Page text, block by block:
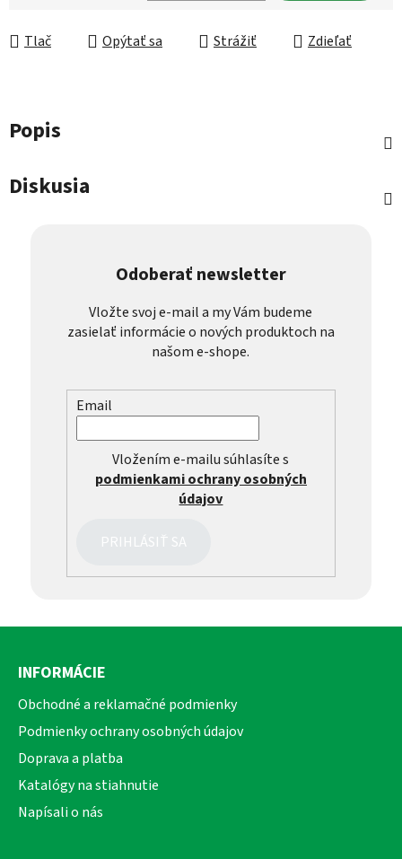
Tlač Opýtať sa Strážiť Zdieľať
Popis
Diskusia
Odoberať newsletter
Vložte svoj e-mail a my Vám budeme
zasielať informácie o nových produktoch na
našom e-shope.
Email
Vložením e-mailu súhlasíte s
podmienkami ochrany osobných
údajov
PRIHLÁSIŤ SA
Z
INFORMÁCIE
Obchodné a reklamačné podmienky
Podmienky ochrany osobných údajov
Doprava a platba
Katalógy na stiahnutie
Napísali o nás